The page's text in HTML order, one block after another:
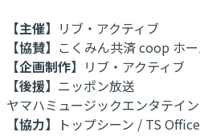
【主催】 リブ・アクティブ
【協賛】 こくみん共済 coop ホ
【企画制作】 リブ・アクティブ
【後援】 ニッポン放送
ヤマハミュージックエンタテイ
【協力】
トップシーン / TS Office